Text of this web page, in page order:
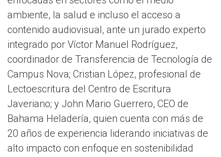
ambiente, la salud e incluso el acceso a
contenido audiovisual, ante un jurado experto
integrado por Víctor Manuel Rodríguez,
coordinador de Transferencia de Tecnología de
Campus Nova; Cristian López, profesional de
Lectoescritura del Centro de Escritura
Javeriano; y John Mario Guerrero, CEO de
Bahama Heladería, quien cuenta con más de
20 años de experiencia liderando iniciativas de
alto impacto con enfoque en sostenibilidad